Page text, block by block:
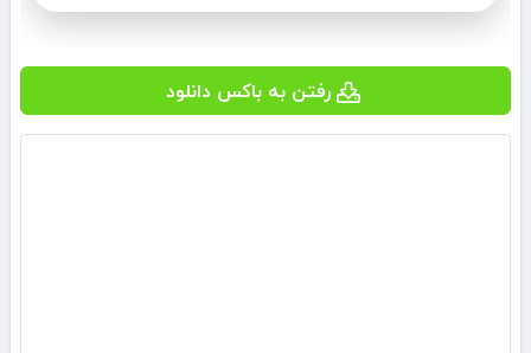
رفتن به باکس دانلود